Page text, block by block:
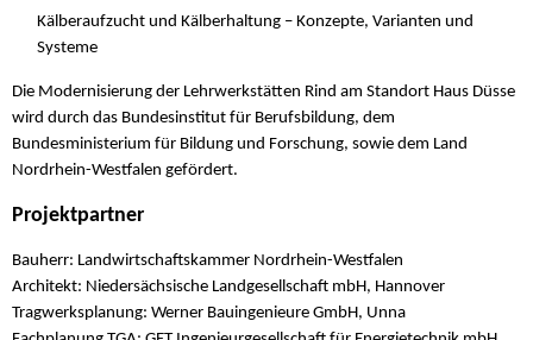
Kälberaufzucht und Kälberhaltung – Konzepte, Varianten und
Systeme
Die Modernisierung der Lehrwerkstätten Rind am Standort Haus Düsse
wird durch das Bundesinstitut für Berufsbildung, dem
Bundesministerium für Bildung und Forschung, sowie dem Land
Nordrhein-Westfalen gefördert.
Projektpartner
Bauherr: Landwirtschaftskammer Nordrhein-Westfalen
Architekt: Niedersächsische Landgesellschaft mbH, Hannover
Tragwerksplanung: Werner Bauingenieure GmbH, Unna